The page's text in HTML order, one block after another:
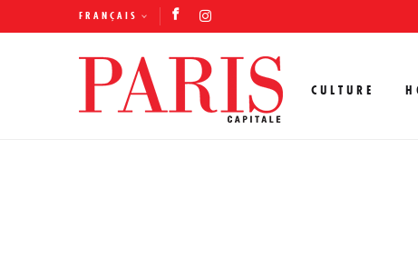
FRANÇAIS
CULTURE